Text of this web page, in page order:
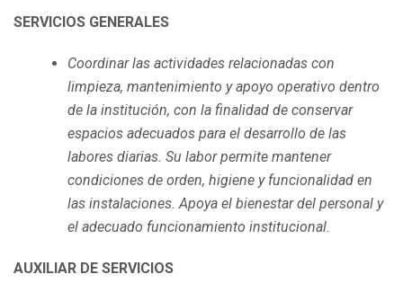
SERVICIOS GENERALES
Coordinar las actividades relacionadas con
limpieza, mantenimiento y apoyo operativo dentro
de la institución, con la finalidad de conservar
espacios adecuados para el desarrollo de las
labores diarias. Su labor permite mantener
condiciones de orden, higiene y funcionalidad en
las instalaciones. Apoya el bienestar del personal y
el adecuado funcionamiento institucional.
AUXILIAR DE SERVICIOS